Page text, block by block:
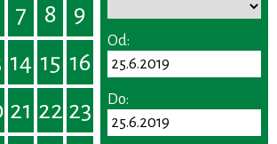
7 8
9
14 15 16
21 22 23
Od:
Do: